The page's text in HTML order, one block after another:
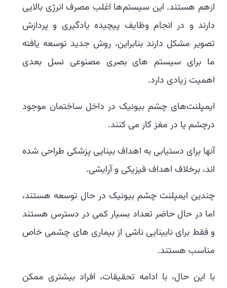
ازهم هستند. این سیستم‌ها اغلب مصرف انرژی بالایی
دارند و در انجام وظایف پیچیده یادگیری و پردازش
تصویر مشکل دارند بنابراین، روش جدید توسعه یافته
ما برای سیستم های بصری مصنوعی نسل بعدی
اهمیت زیادی دارد.
ایمپلنت‌های چشم بیونیک در داخل ساختمان موجود
درچشم یا در مغز کار می کنند.
آنها برای دستیابی به اهداف بینایی پزشکی طراحی شده
اند، برخلاف اهداف فیزیکی و آرایشی.
چندین ایمپلنت چشم بیونیک در حال توسعه هستند،
اما در حال حاضر تعداد بسیار کمی در دسترس هستند
و فقط برای نابینایی ناشی از بیماری های چشمی خاص
مناسب هستند.
با این حال، با ادامه تحقیقات، افراد بیشتری ممکن